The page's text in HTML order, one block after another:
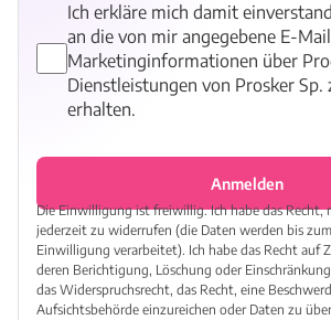
Ich erkläre mich damit
an die von mir angegebene E-
Marketinginformationen über
Dienstleistungen von Prosker Sp.
erhalten.
Anmelden
Die Einwilligung ist freiwillig. Ich habe das Recht,
jederzeit zu widerrufen (die Daten werden bis
Einwilligung verarbeitet). Ich habe das Recht auf
deren Berichtigung, Löschung oder
das Widerspruchsrecht, das Recht, eine
Aufsichtsbehörde einzureichen oder Daten zu